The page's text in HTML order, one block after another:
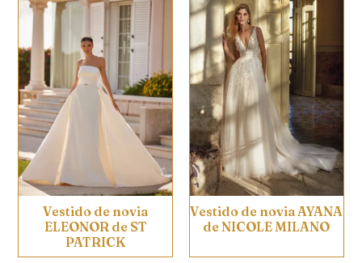
Vestido de novia
ELEONOR de ST
PATRICK
Vestido de novia AYANA
de NICOLE MILANO